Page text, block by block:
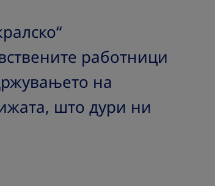
работници
на
што дури ни